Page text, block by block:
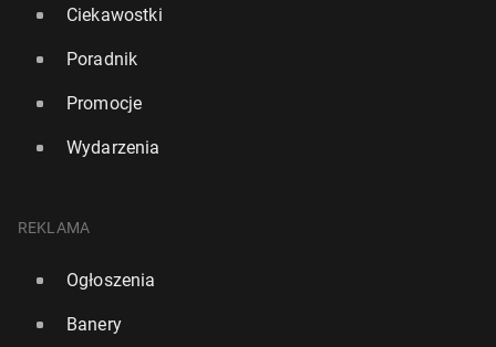
Ciekawostki
Poradnik
Promocje
Wydarzenia
REKLAMA
Ogłoszenia
Banery